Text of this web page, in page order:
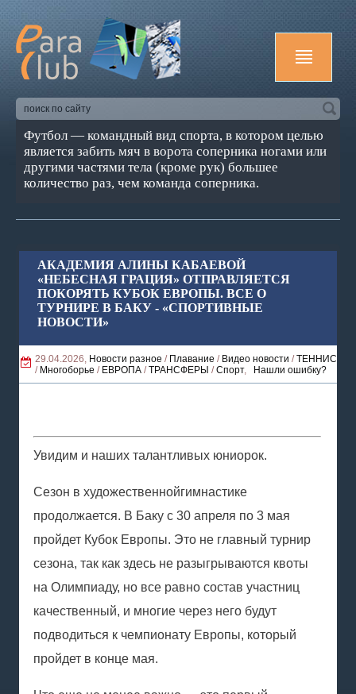
Футбол — командный вид спорта, в котором целью
является забить мяч в ворота соперника ногами или
другими частями тела (кроме рук) большее
количество раз, чем команда соперника.
АКАДЕМИЯ АЛИНЫ КАБАЕВОЙ
«НЕБЕСНАЯ ГРАЦИЯ» ОТПРАВЛЯЕТСЯ
ПОКОРЯТЬ КУБОК ЕВРОПЫ. ВСЕ О
ТУРНИРЕ В БАКУ - «СПОРТИВНЫЕ
НОВОСТИ»
29.04.2026, Новости разное / Плавание / Видео новости /ТЕННИС
/ Многоборье / ЕВРОПА /ТРАНСФЕРЫ /Спорт, Нашли ошибку?
Увидим и наших талантливых юниорок.
Сезон в художественнойгимнастике
продолжается. В Баку с 30 апреля по 3 мая
пройдет Кубок Европы. Это не главный турнир
сезона, так как здесь не разыгрываются квоты
на Олимпиаду, но все равно состав участниц
качественный, и многие через него будут
подводиться к чемпионату Европы, который
пройдет в конце мая.